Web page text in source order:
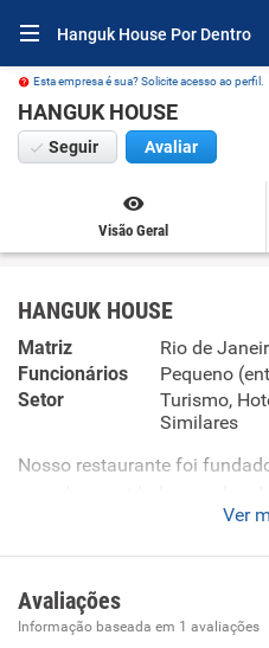
Hanguk House Por Dentro
Esta empresa é sua? Solicite acesso ao perfil.
HANGUK HOUSE
Seguir Avaliar
Visão Geral
HANGUK HOUSE
Matriz
Rio de
Funcionários
Pequeno
Setor
Turismo,
Similares
Nosso restaurante foi
Armando Lombardi, 350 -
grande satisfação abrimos a
Jacarepaguá situada na
COB 03B .
Ver
Avaliações
Informação baseada em 1 avaliações